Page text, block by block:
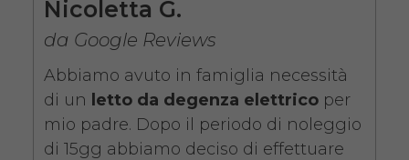
da 89,00€
SCHEDA COMPLETA
Nicoletta G.
da Google Reviews
Abbiamo avuto in famiglia necessità
di un letto da degenza elettrico per
mio padre. Dopo il periodo di noleggio
di 15gg abbiamo deciso di effettuare